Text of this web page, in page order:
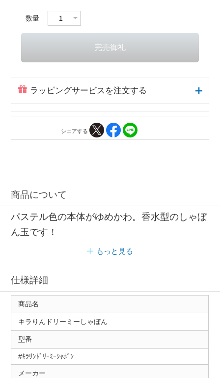
数量
ラッピングサービスを注文する
シェアする
商品について
パステル色の本体がゆめかわ。香水型のしゃぼ
ん玉です！
もっと見る
仕様詳細
商品名
キラりんドリーミーしゃぼん
型番
#ｷﾗﾘﾝﾄﾞﾘｰﾐｰｼｬﾎﾞﾝ
メーカー